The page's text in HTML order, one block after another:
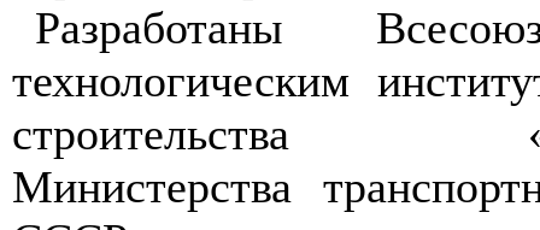
Разработаны
технологическим
строительства
Министерства